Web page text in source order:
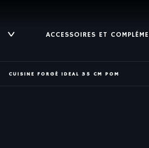
ACCESSOIRES ET
CUISINE FORGÉ IDEAL 35 CM POM